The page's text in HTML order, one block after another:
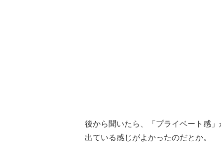
後から聞いたら、「プライベート感」
出ている感じがよかったのだとか。